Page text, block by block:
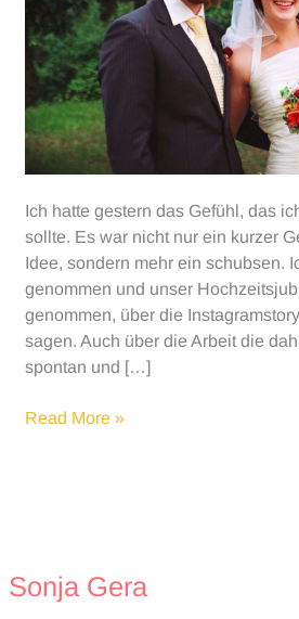
Ich hatte gestern das Gefühl, das
sollte. Es war nicht nur ein kurzer
Idee, sondern mehr ein schubsen.
genommen und unser
genommen, über die
sagen. Auch über die Arbeit die
spontan und […]
Eheleben
Read More »
Sonja Gera